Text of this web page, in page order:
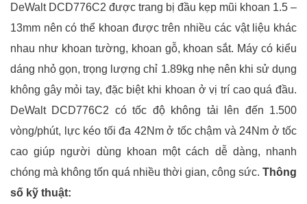
DeWalt DCD776C2 được trang bị đầu kẹp mũi khoan 1.5 –
13mm nên có thể khoan được trên nhiều các vật liệu khác
nhau như khoan tường, khoan gỗ, khoan sắt. Máy có kiểu
dáng nhỏ gọn, trọng lượng chỉ 1.89kg nhẹ nên khi sử dụng
không gây mỏi tay, đặc biệt khi khoan ở vị trí cao quá đầu.
DeWalt DCD776C2 có tốc độ không tải lên đến 1.500
vòng/phút, lực kéo tối đa 42Nm ở tốc chậm và 24Nm ở tốc
cao giúp người dùng khoan một cách dễ dàng, nhanh
chóng mà không tốn quá nhiều thời gian, công sức. Thông
số kỹ thuật: